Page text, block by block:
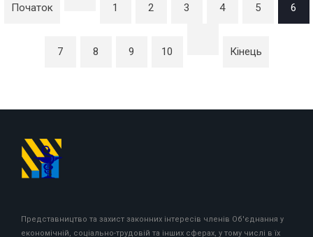
Початок 1 2 3 4 5 6
7 8 9 10 Кінець
Представництво та захист законних інтересів членів Об'єднання у
економічній, соціально-трудовій та інших сферах, у тому числі в їх